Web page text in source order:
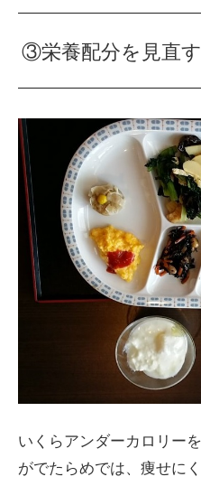
③栄養配分を見直す
いくらアンダーカロリー
がでたらめでは、痩せに